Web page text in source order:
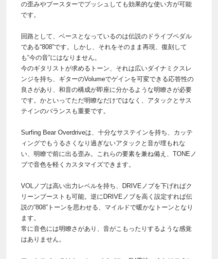
の歪みやブースターでプッシュしても効果的な使い方が可能
です。
回路として、ベースとなっているのは伝説のドライブペダル
である“808”です。しかし、それをそのまま再現、復刻して
も“今の音”にはなりません。
今のギタリストが求めるトーン、それは広いダイナミクスレ
ンジを持ち、ギターのVolumeでゲインを可変できる応答性の
良さがあり、和音の構成が即座に分かるような明瞭さが必要
です。かといってただ明瞭なだけではなく、アタックとサス
テインのバランスも重要です。
Surfing Bear Overdriveは、十分なサステインを持ち、カッテ
ィングでもうるさくなり過ぎないアタックと音が埋もれな
い、明瞭で前に出る歪み。これらの要素を兼ね備え、TONEノ
ブで音色を軽くカスタマイズできます。
VOLノブは高い出力レベルを持ち、DRIVEノブを下げればク
リーンブーストも可能。逆にDRIVEノブを高く設定すれば伝
説の“808”トーンを思わせる、マイルドで暖かなトーンとなり
ます。
常に音色には明瞭さがあり、音がこもったりするような感覚
はありません。